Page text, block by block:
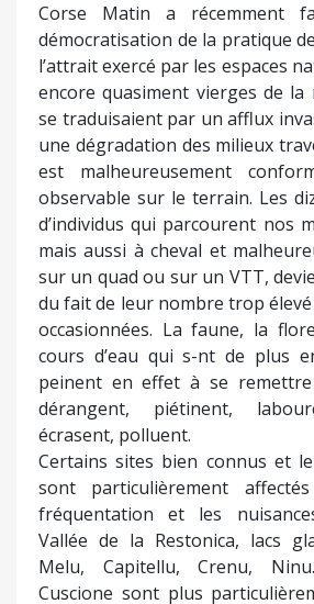
Corse Matin a récemment
démocratisation de la pratique
l’attrait exercé par les espaces
encore quasiment vierges de la
se traduisaient par un afflux
une dégradation des milieux
est malheureusement
observable sur le terrain. Les
d’individus qui parcourent nos
mais aussi à cheval et
sur un quad ou sur un VTT,
du fait de leur nombre trop
occasionnées. La faune, la
cours d’eau qui s-nt de plus
peinent en effet à se remettre
dérangent, piétinent,
écrasent, polluent.
Certains sites bien connus et
sont particulièrement
fréquentation et les
Vallée de la Restonica, lacs
Melu, Capitellu, Crenu,
Cuscione sont plus